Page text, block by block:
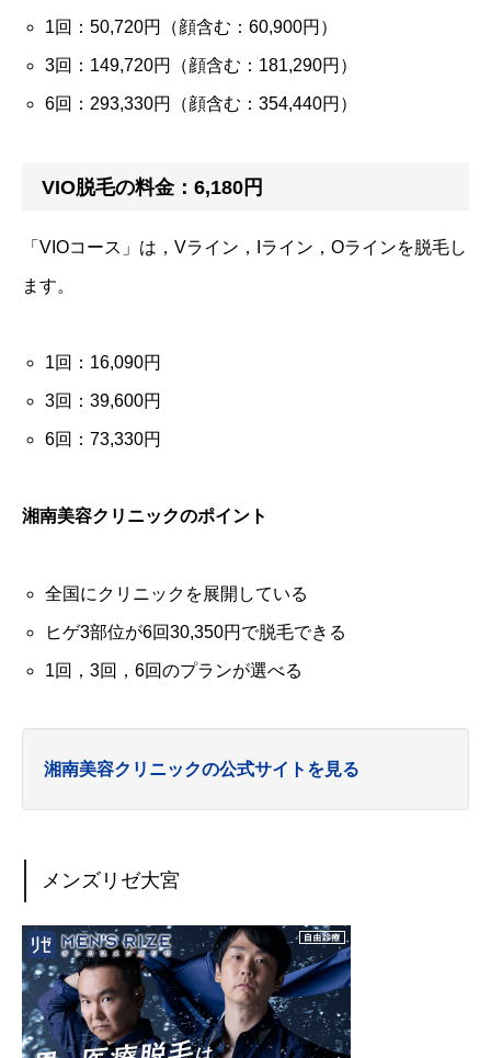
1回：50,720円（顔含む：60,900円）
3回：149,720円（顔含む：181,290円）
6回：293,330円（顔含む：354,440円）
VIO脱毛の料金：6,180円
「VIOコース」は，Vライン，Iライン，Oラインを脱毛し
ます。
1回：16,090円
3回：39,600円
6回：73,330円
湘南美容クリニックのポイント
全国にクリニックを展開している
ヒゲ3部位が6回30,350円で脱毛できる
1回，3回，6回のプランが選べる
湘南美容クリニックの公式サイトを見る
メンズリゼ大宮